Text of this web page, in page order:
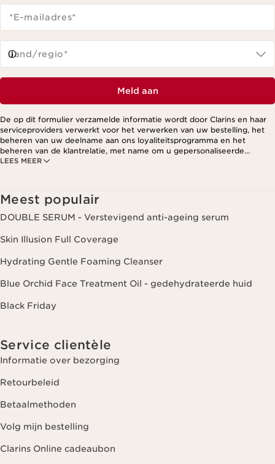
*E-mailadres*
Land/regio*
Meld aan
LEES MEER
De op dit formulier verzamelde informatie wordt door Clarins en haar
serviceproviders verwerkt voor het verwerken van uw bestelling, het
beheren van uw deelname aan ons loyaliteitsprogramma en het
beheren van de klantrelatie, met name om u gepersonaliseerde
aanbiedingen te kunnen sturen op basis van uw eerdere aankopen en
Meest populair
DOUBLE SERUM - Verstevigend anti-ageing serum
Skin Illusion Full Coverage
Hydrating Gentle Foaming Cleanser
Blue Orchid Face Treatment Oil - gedehydrateerde huid
Black Friday
Service clientèle
Informatie over bezorging
Retourbeleid
Betaalmethoden
Volg mijn bestelling
Clarins Online cadeaubon